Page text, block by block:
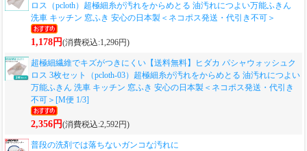
ロス（pcloth）超極細糸が汚れをからめとる 油汚れにつよい万能ふきん
洗車 キッチン 窓ふき 安心の日本製＜ネコポス発送・代引き不可＞
1,178円(消費税込:1,296円)
超極細繊維でキズがつきにくい 【送料無料】ヒダカ パシャウォッシュク
ロス 3枚セット（pcloth-03）超極細糸が汚れをからめとる 油汚れにつよい
万能ふきん 洗車 キッチン 窓ふき 安心の日本製＜ネコポス発送・代引き
不可＞[M便 1/3]
2,356円(消費税込:2,592円)
普段の洗剤では落ちないガンコな汚れに